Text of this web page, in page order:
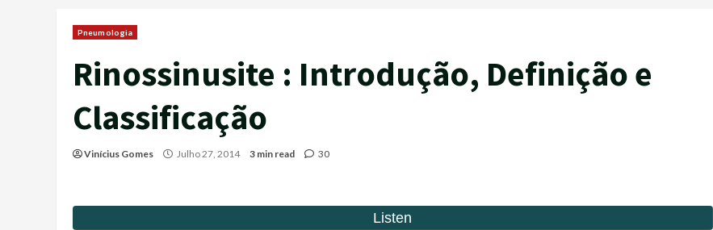
Pneumologia
Rinossinusite : Introdução, Definição e
Classificação
Vinícius Gomes Julho 27, 2014 3 min read 30